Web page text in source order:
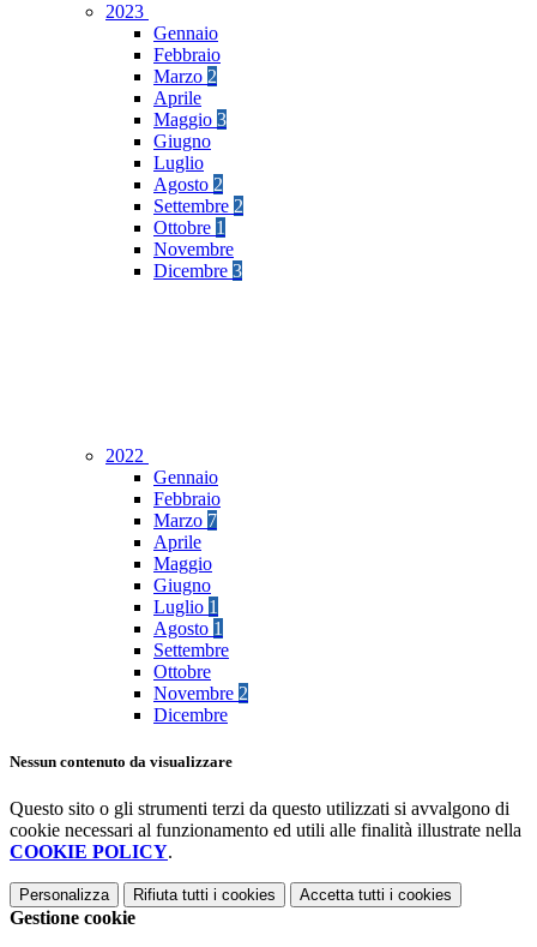
2023
Gennaio
Febbraio
Marzo 2
Aprile
Maggio 3
Giugno
Luglio
Agosto 2
Settembre 2
Ottobre 1
Novembre
Dicembre 3
2022
Gennaio
Febbraio
Marzo 7
Aprile
Maggio
Giugno
Luglio 1
Agosto 1
Settembre
Ottobre
Novembre 2
Dicembre
Nessun contenuto da visualizzare
Questo sito o gli strumenti terzi da questo utilizzati si avvalgono di
cookie necessari al funzionamento ed utili alle finalità illustrate nella
COOKIE POLICY.
Personalizza Rifiuta tutti i cookies Accetta tutti i cookies
Gestione cookie